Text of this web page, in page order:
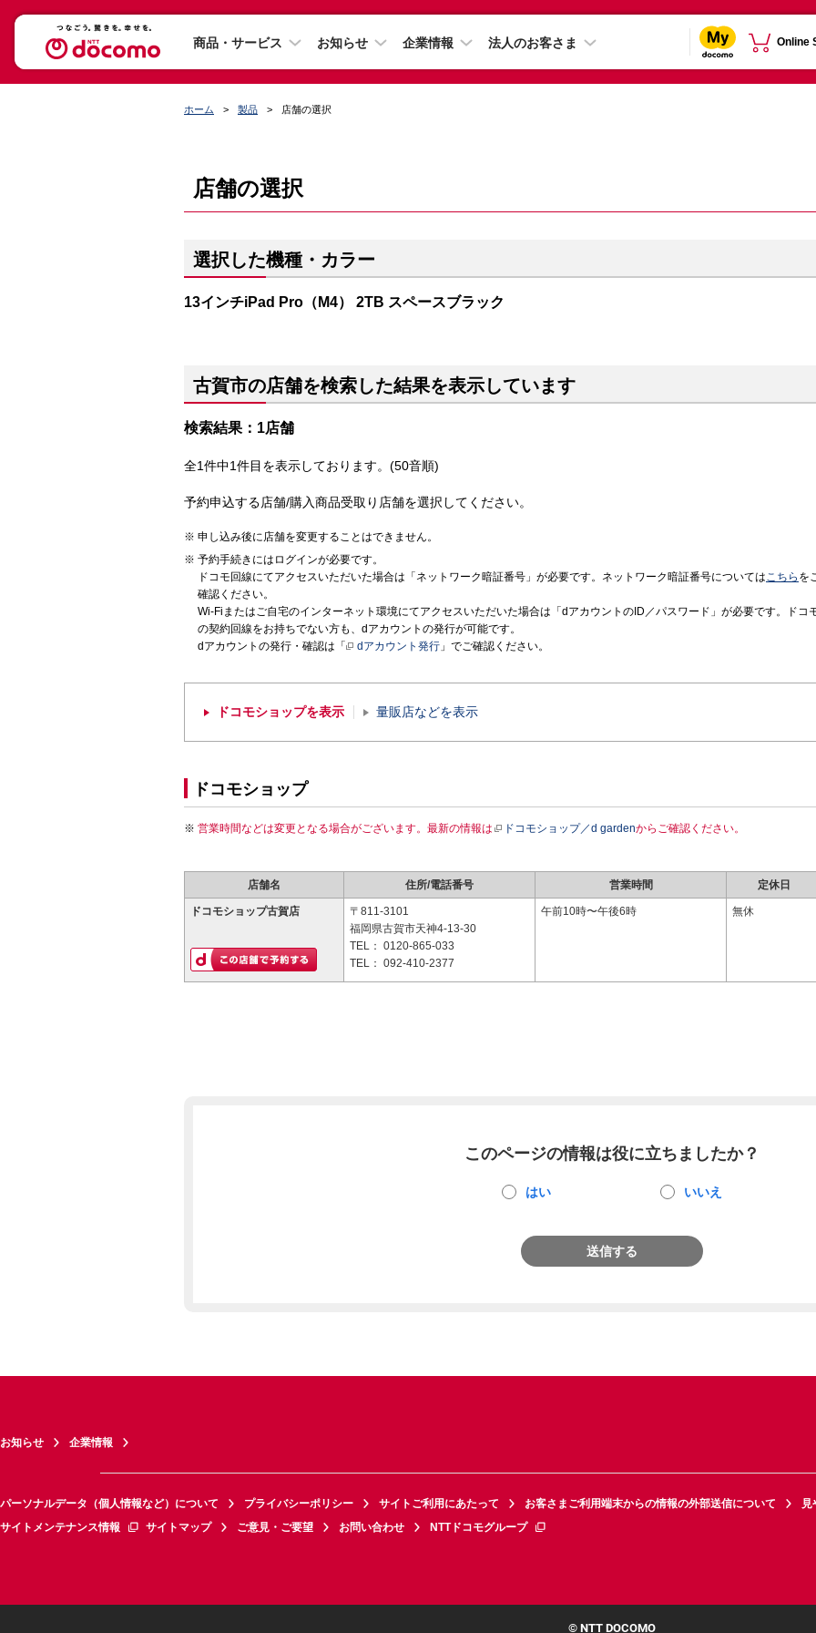
商品・サービス お知らせ 企業情報 法人のお客さま Online
ホーム 製品 店舗の選択
店舗の選択
選択した機種・カラー
13インチiPad Pro（M4） 2TB スペースブラック
古賀市の店舗を検索した結果を表示しています
検索結果：1店舗
全1件中1件目を表示しております。(50音順)
予約申込する店舗/購入商品受取り店舗を選択してください。
申し込み後に店舗を変更することはできません。
予約手続きにはログインが必要です。
ドコモ回線にてアクセスいただいた場合は「ネットワーク暗証番号」が必要です。ネットワーク暗証番号についてはこちら を
確認ください。
Wi-Fiまたはご自宅のインターネット環境にてアクセスいただいた場合は「dアカウントのID／パスワード」が必要です。ドコ
の契約回線をお持ちでない方も、dアカウントの発行が可能です。
dアカウントの発行・確認は「
dアカウント発行 」でご確認ください。
ドコモショップを表示 量販店などを表示
ドコモショップ
営業時間などは変更となる場合がございます。最新の情報は ドコモショップ／d gardenからご確認ください。
店舗名 住所/電話番号 営業時間 定休日
ドコモショップ古賀店
〒811-3101
福岡県古賀市天神4-13-30
TEL： 0120-865-033
TEL： 092-410-2377
午前10時〜午後6時 無休
このページの情報は役に立ちましたか？
はい いいえ
送信する
お知らせ 企業情報
パーソナルデータ（個人情報など）について プライバシーポリシー サイトご利用にあたって お客さまご利用端末からの情報の外部送信について
見
サイトメンテナンス情報
サイトマップ ご意見・ご要望 お問い合わせ NTTドコモグループ
© NTT DOCOMO